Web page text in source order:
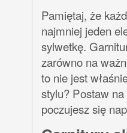
Pamiętaj, że
najmniej jeden
sylwetkę.
zarówno na
to nie jest
stylu? Postaw
poczujesz się